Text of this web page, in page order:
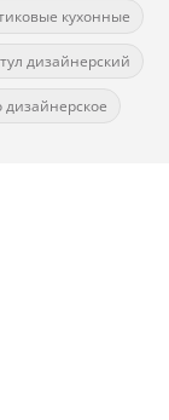
кухонные
дизайнерский